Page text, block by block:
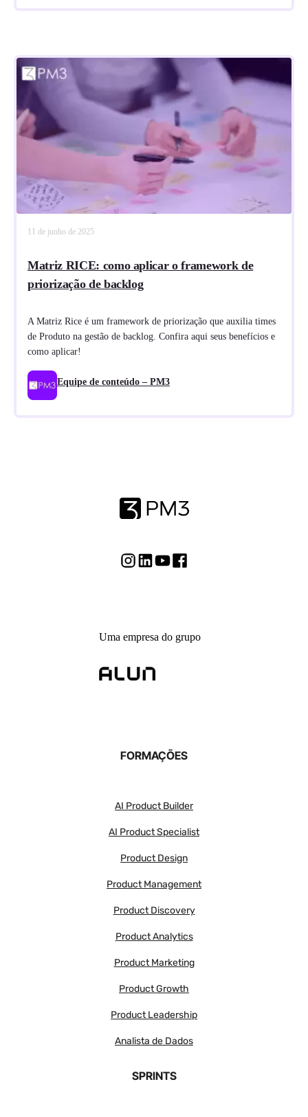
11 de junho de 2025
Matriz RICE: como aplicar o framework de
priorização de backlog
A Matriz Rice é um framework de priorização que auxilia times
de Produto na gestão de backlog. Confira aqui seus benefícios e
como aplicar!
Equipe de conteúdo – PM3
Uma empresa do grupo
FORMAÇÕES
AI Product Builder
AI Product Specialist
Product Design
Product Management
Product Discovery
Product Analytics
Product Marketing
Product Growth
Product Leadership
Analista de Dados
SPRINTS